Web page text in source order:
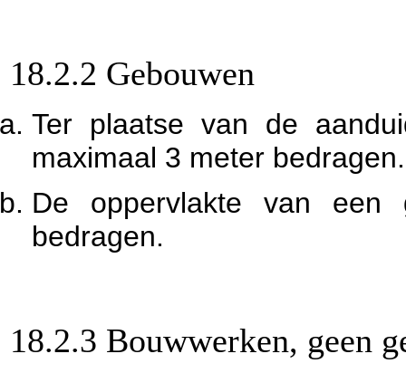
18.2.2 Gebouwen
Ter plaatse van de
maximaal 3 meter bedragen.
De oppervlakte van een
bedragen.
18.2.3 Bouwwerken, geen